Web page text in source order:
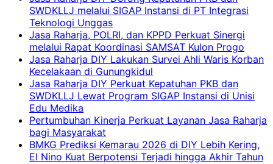
SWDKLLJ melalui SIGAP Instansi di PT Integrasi
Teknologi Unggas
Jasa Raharja, POLRI, dan KPPD Perkuat Sinergi
melalui Rapat Koordinasi SAMSAT Kulon Progo
Jasa Raharja DIY Lakukan Survei Ahli Waris Korban
Kecelakaan di Gunungkidul
Jasa Raharja DIY Perkuat Kepatuhan PKB dan
SWDKLLJ Lewat Program SIGAP Instansi di Unisi
Edu Medika
Pertumbuhan Kinerja Perkuat Layanan Jasa Raharja
bagi Masyarakat
BMKG Prediksi Kemarau 2026 di DIY Lebih Kering,
El Nino Kuat Berpotensi Terjadi hingga Akhir Tahun